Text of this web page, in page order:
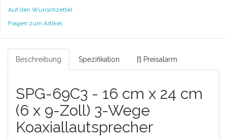
Auf den Wunschzettel
Fragen zum Artikel
Beschreibung Spezifikation [!] Preisalarm
SPG-69C3 - 16 cm x 24 cm
(6 x 9-Zoll) 3-Wege
Koaxiallautsprecher